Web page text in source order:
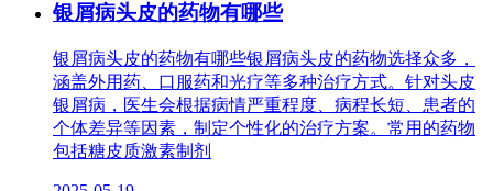
银屑病头皮的药物有哪些
银屑病头皮的药物有哪些银屑病头皮的药物选择众多，
涵盖外用药、口服药和光疗等多种治疗方式。针对头皮
银屑病，医生会根据病情严重程度、病程长短、患者的
个体差异等因素，制定个性化的治疗方案。常用的药物
包括糖皮质激素制剂